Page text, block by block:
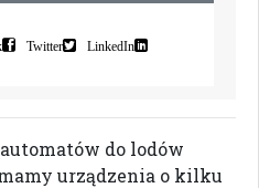
Twitter LinkedIn
do lodów
urządzenia o kilku